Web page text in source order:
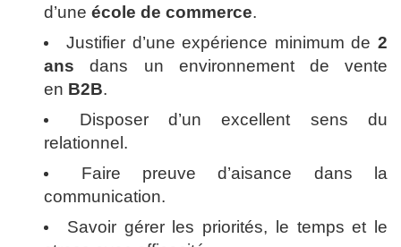
d’uneécole de commerce.
Justifier d’une expérience minimum de2
ans dans un environnement de vente
en B2B.
Disposer d’un excellent sens du
relationnel.
Faire preuve d’aisance dans la
communication.
Savoir gérer les priorités, le temps et le